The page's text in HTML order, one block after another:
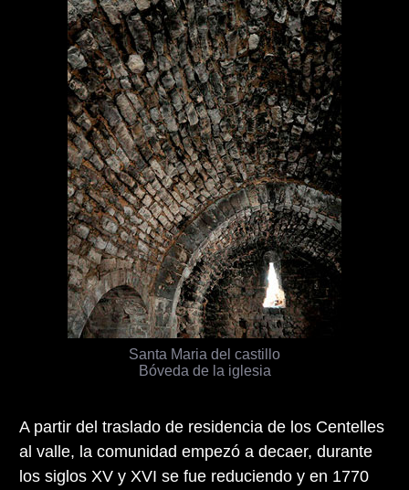
A partir del traslado de residencia de los Centelles
al valle, la comunidad empezó a decaer, durante
los siglos XV y XVI se fue reduciendo y en 1770
Santa Maria del castillo
Bóveda de la iglesia